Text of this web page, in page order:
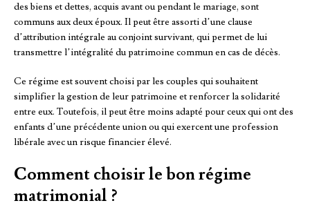
des biens et dettes, acquis avant ou pendant le mariage, sont
communs aux deux époux. Il peut être assorti d’une clause
d’attribution intégrale au conjoint survivant, qui permet de lui
transmettre l’intégralité du patrimoine commun en cas de décès.
Ce régime est souvent choisi par les couples qui souhaitent
simplifier la gestion de leur patrimoine et renforcer la solidarité
entre eux. Toutefois, il peut être moins adapté pour ceux qui ont des
enfants d’une précédente union ou qui exercent une profession
libérale avec un risque financier élevé.
Comment choisir le bon régime
matrimonial ?